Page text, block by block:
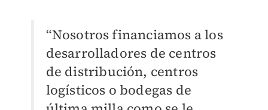
“Nosotros financiamos a los
desarrolladores de centros
de distribución, centros
logísticos o bodegas de